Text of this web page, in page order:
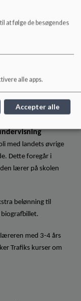
og andre
årlige tivoli-tur.
diverse
Lastbilkaravanen,
mørke tid i efteråret og
med landets øvrige
Dette foregår i
lærer på skolen
belønning til
med 3-4 års
Trafiks kurser om
at følge de besøgendes
alle apps.
Accepter alle